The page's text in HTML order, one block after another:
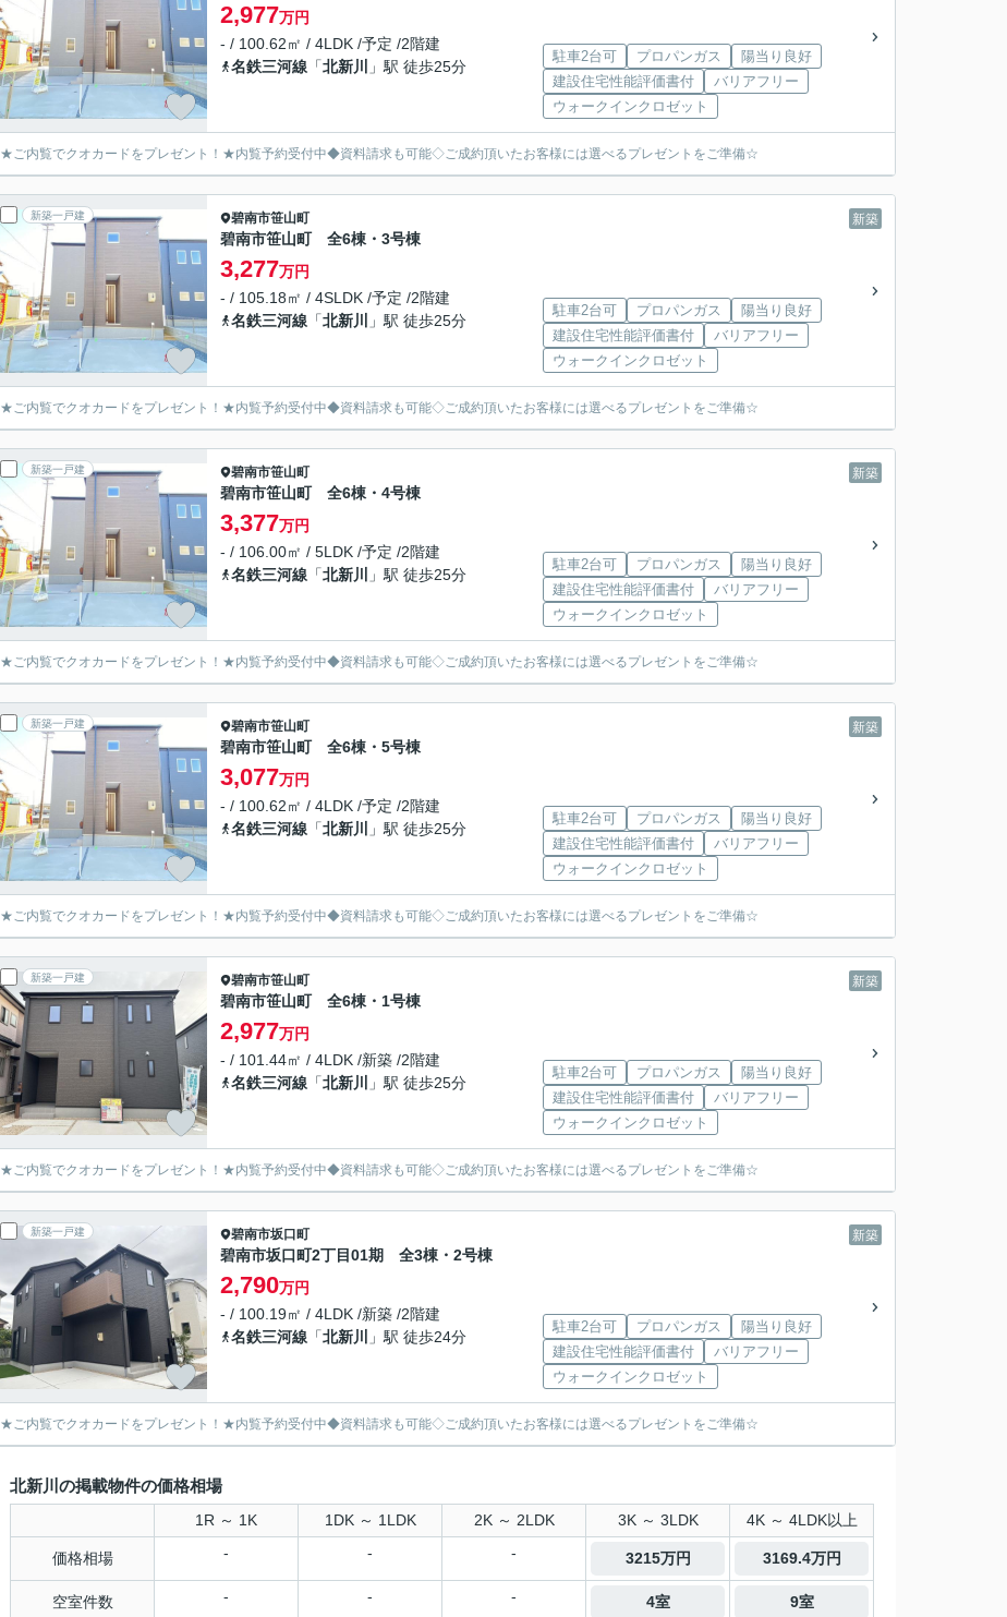
2,977万円
- / 100.62㎡ / 4LDK /予定 /2階建
名鉄三河線 「北新川 」駅 徒歩25分
駐車2台可 プロパンガス
陽当り良好
建設住宅性能評価書付
バリアフリー
ウォークインクロゼット
★ご内覧でクオカードをプレゼント！★内覧予約受付中◆資料請求も可能◇ご成約頂いたお客様には選べるプレゼントをご準備☆
新築一戸建 新築
碧南市笹山町
碧南市笹山町 全6棟・3号棟
3,277万円
- / 105.18㎡ / 4SLDK /予定 /2階建
名鉄三河線 「北新川 」駅 徒歩25分
駐車2台可 プロパンガス
陽当り良好
建設住宅性能評価書付
バリアフリー
ウォークインクロゼット
★ご内覧でクオカードをプレゼント！★内覧予約受付中◆資料請求も可能◇ご成約頂いたお客様には選べるプレゼントをご準備☆
新築一戸建 新築
碧南市笹山町
碧南市笹山町 全6棟・4号棟
3,377万円
- / 106.00㎡ / 5LDK /予定 /2階建
名鉄三河線 「北新川 」駅 徒歩25分
駐車2台可 プロパンガス
陽当り良好
建設住宅性能評価書付
バリアフリー
ウォークインクロゼット
★ご内覧でクオカードをプレゼント！★内覧予約受付中◆資料請求も可能◇ご成約頂いたお客様には選べるプレゼントをご準備☆
新築一戸建 新築
碧南市笹山町
碧南市笹山町 全6棟・5号棟
3,077万円
- / 100.62㎡ / 4LDK /予定 /2階建
名鉄三河線 「北新川 」駅 徒歩25分
駐車2台可 プロパンガス
陽当り良好
建設住宅性能評価書付
バリアフリー
ウォークインクロゼット
★ご内覧でクオカードをプレゼント！★内覧予約受付中◆資料請求も可能◇ご成約頂いたお客様には選べるプレゼントをご準備☆
新築一戸建 新築
碧南市笹山町
碧南市笹山町 全6棟・1号棟
2,977万円
- / 101.44㎡ / 4LDK /新築 /2階建
名鉄三河線 「北新川 」駅 徒歩25分
駐車2台可 プロパンガス
陽当り良好
建設住宅性能評価書付
バリアフリー
ウォークインクロゼット
★ご内覧でクオカードをプレゼント！★内覧予約受付中◆資料請求も可能◇ご成約頂いたお客様には選べるプレゼントをご準備☆
新築一戸建 新築
碧南市坂口町
碧南市坂口町2丁目01期 全3棟・2号棟
2,790万円
- / 100.19㎡ / 4LDK /新築 /2階建
名鉄三河線 「北新川 」駅 徒歩24分
駐車2台可 プロパンガス
陽当り良好
建設住宅性能評価書付
バリアフリー
ウォークインクロゼット
★ご内覧でクオカードをプレゼント！★内覧予約受付中◆資料請求も可能◇ご成約頂いたお客様には選べるプレゼントをご準備☆
北新川の掲載物件の価格相場
1R ～ 1K 1DK ～ 1LDK 2K ～ 2LDK 3K ～ 3LDK 4K ～ 4LDK以上
価格相場 - - - 3215万円 3169.4万円
空室件数 - - - 4室 9室